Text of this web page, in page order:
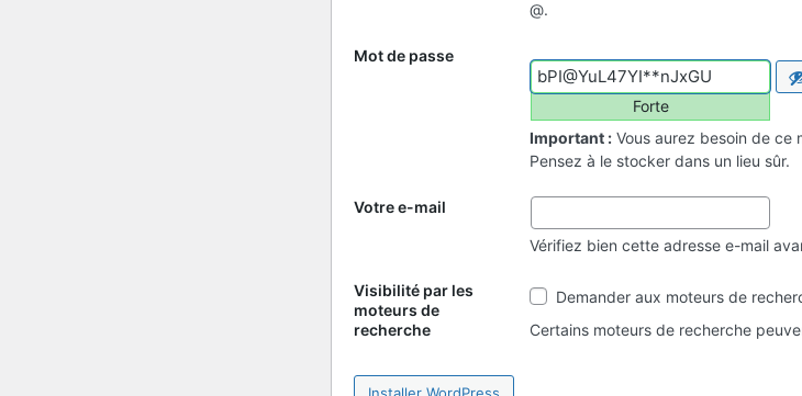
@.
Mot de passe
Forte
Important : Vous aurez besoin de ce
Pensez à le stocker dans un lieu sûr.
Votre e-mail
Vérifiez bien cette adresse e-mail
Visibilité par les
moteurs de
recherche
Visibilité
par
les
Demander aux moteurs de
Certains moteurs de recherche